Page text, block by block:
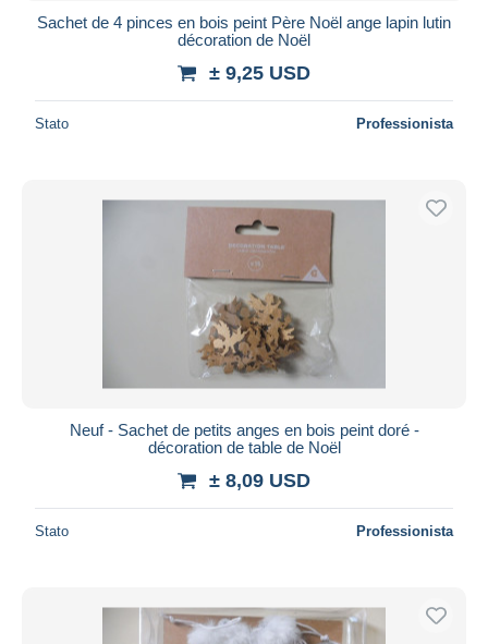
Sachet de 4 pinces en bois peint Père Noël ange lapin lutin
décoration de Noël
± 9,25 USD
Stato Professionista
Neuf - Sachet de petits anges en bois peint doré -
décoration de table de Noël
± 8,09 USD
Stato Professionista